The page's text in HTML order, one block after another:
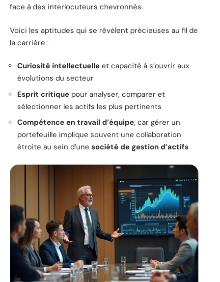
face à des interlocuteurs chevronnés.
Voici les aptitudes qui se révèlent précieuses au fil de
la carrière :
Curiosité intellectuelle et capacité à s’ouvrir aux
évolutions du secteur
Esprit critique pour analyser, comparer et
sélectionner les actifs les plus pertinents
Compétence en travail d’équipe, car gérer un
portefeuille implique souvent une collaboration
étroite au sein d’une société de gestion d’actifs